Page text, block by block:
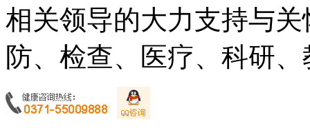
相关领导的大力支持与
防、检查、医疗、科研